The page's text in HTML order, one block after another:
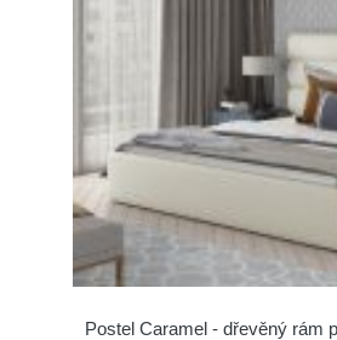
Postel Caramel - dřevěný rám